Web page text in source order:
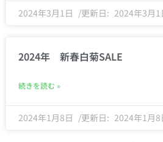
2024年3月1日 2024年3月1
2024年 新春白菊SALE
続きを読む »
2024年1月8日 2024年1月8